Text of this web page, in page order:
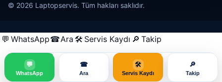
© 2026 Laptopservis. Tüm hakları saklıdır.
💬 WhatsApp☎Ara 🛠 Servis Kaydı 🔎 Takip
💬
WhatsApp
☎
Ara
🛠
Servis Kaydı
🔎
Takip